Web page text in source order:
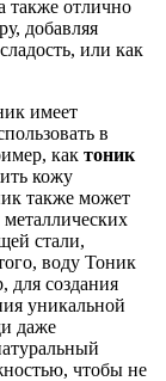
также отлично
добавляя
или как
имеет
в
как тоник
кожу
также может
стали,
воду Тоник
для создания
уникальной
даже
чтобы не